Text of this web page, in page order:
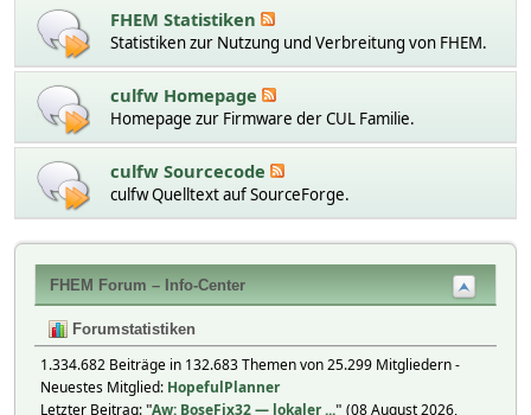
FHEM Statistiken
Statistiken zur Nutzung und Verbreitung von FHEM.
culfw Homepage
Homepage zur Firmware der CUL Familie.
culfw Sourcecode
culfw Quelltext auf SourceForge.
FHEM Forum – Info-Center
Forumstatistiken
1.334.682 Beiträge in 132.683 Themen von 25.299 Mitgliedern -
Neuestes Mitglied: HopefulPlanner
Letzter Beitrag:"Aw: BoseFix32 — lokaler ..." (08 August 2026,